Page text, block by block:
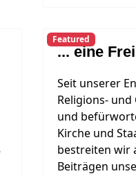
Featured
... eine
Seit unserer
Religions-
und
Kirche und
bestreiten wir
Beiträgen